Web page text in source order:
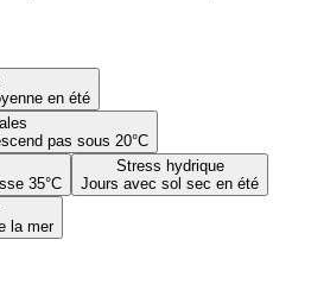
en été
pas sous 20°C
35°C
Stress hydrique
Jours avec sol sec en été
la mer